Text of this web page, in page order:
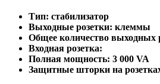
Тип: стабилизатор
Выходные розетки: клеммы
Общее количество выходных
Входная розетка:
Полная мощность: 3 000 VA
Защитные шторки на